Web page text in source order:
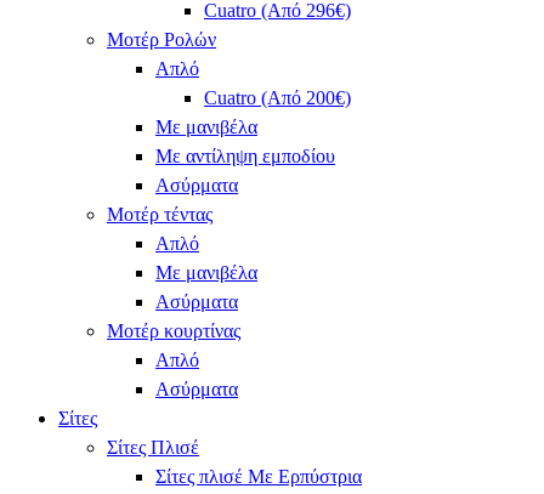
Cuatro (Από 296€)
Μοτέρ Ρολών
Απλό
Cuatro (Από 200€)
Με μανιβέλα
Με αντίληψη εμποδίου
Ασύρματα
Μοτέρ τέντας
Απλό
Με μανιβέλα
Ασύρματα
Μοτέρ κουρτίνας
Απλό
Ασύρματα
Σίτες
Σίτες Πλισέ
Σίτες πλισέ Με Ερπύστρια